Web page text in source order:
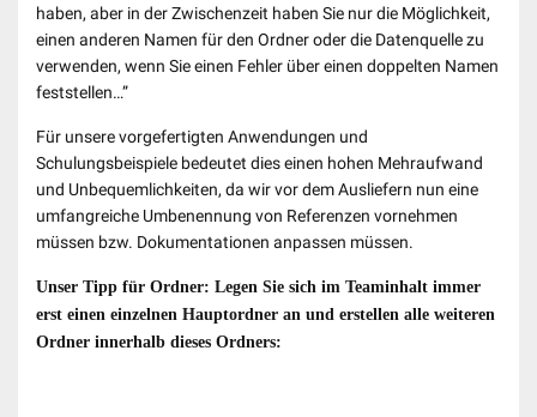
haben, aber in der Zwischenzeit haben Sie nur die Möglichkeit,
einen anderen Namen für den Ordner oder die Datenquelle zu
verwenden, wenn Sie einen Fehler über einen doppelten Namen
feststellen…”
Für unsere vorgefertigten Anwendungen und
Schulungsbeispiele bedeutet dies einen hohen Mehraufwand
und Unbequemlichkeiten, da wir vor dem Ausliefern nun eine
umfangreiche Umbenennung von Referenzen vornehmen
müssen bzw. Dokumentationen anpassen müssen.
Unser Tipp für Ordner: Legen Sie sich im Teaminhalt immer
erst einen einzelnen Hauptordner an und erstellen alle weiteren
Ordner innerhalb dieses Ordners: